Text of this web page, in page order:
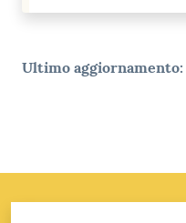
Ultimo aggiornamento: